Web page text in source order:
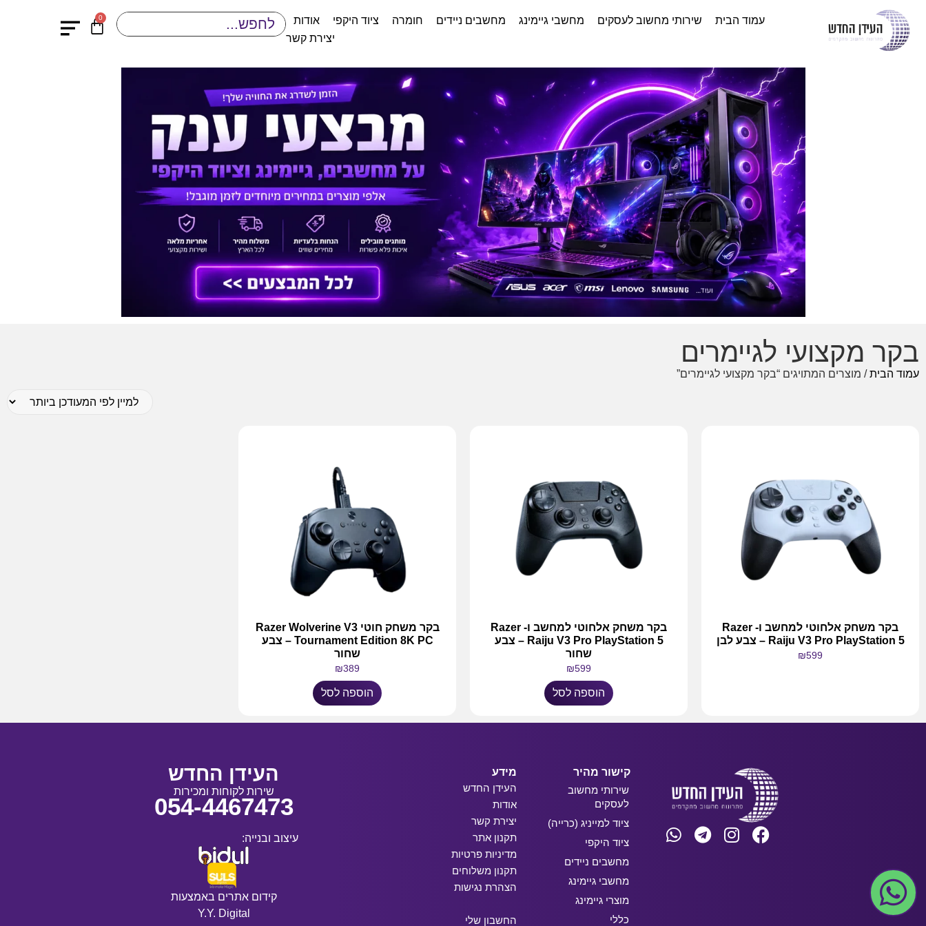
עמוד הבית שירותי מחשוב לעסקים מחשבי גיימינג מחשבים ניידים חומרה ציוד היקפי
אודות
יצירת קשר
0
בקר מקצועי לגיימרים
עמוד הבית/ מוצרים המתויגים “בקר מקצועי לגיימרים”
בקר משחק אלחוטי למחשב ו- Razer
Raiju V3 Pro PlayStation 5 – צבע לבן
₪599
בקר משחק אלחוטי למחשב ו- Razer
Raiju V3 Pro PlayStation 5 – צבע
שחור
₪599
הוספה לסל
בקר משחק חוטי Razer Wolverine V3
Tournament Edition 8K PC – צבע
שחור
₪389
הוספה לסל
קישור מהיר
שירותי מחשוב
לעסקים
ציוד למייניג (כרייה)
ציוד היקפי
מחשבים ניידים
מחשבי גיימינג
מוצרי גיימינג
כללי
מידע
העידן החדש
אודות
יצירת קשר
תקנון אתר
מדיניות פרטיות
תקנון משלוחים
הצהרת נגישות
החשבון שלי
העידן החדש
שירות לקוחות ומכירות
054-4467473
עיצוב ובנייה:
קידום אתרים באמצעות
Y.Y. Digital